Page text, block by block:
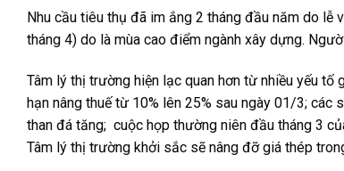
Nhu cầu tiêu thụ đã im ắng 2 tháng đầu năm do lễ
tháng 4) do là mùa cao điểm ngành xây dựng.
Tâm lý thị trường hiện lạc quan hơn từ nhiều yếu
hạn nâng thuế từ 10% lên 25% sau ngày 01/3;
than đá tăng; cuộc họp thường niên đầu tháng 3
Tâm lý thị trường khởi sắc sẽ nâng đỡ giá thép